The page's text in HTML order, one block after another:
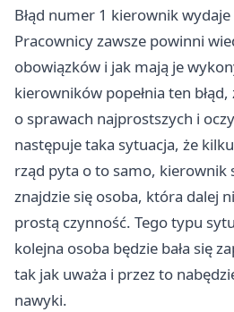
Błąd numer 1 kierownik
Pracownicy zawsze powinni
obowiązków i jak mają je
kierowników popełnia ten
o sprawach najprostszych i
następuje taka sytuacja, że
rząd pyta o to samo, kierownik
znajdzie się osoba, która dalej
prostą czynność. Tego typu
kolejna osoba będzie bała się
tak jak uważa i przez to
nawyki.